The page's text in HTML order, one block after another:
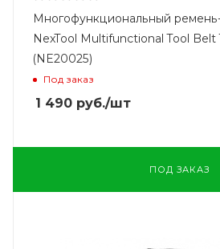
Многофункциональный
NexTool Multifunctional Tool Belt
(NE20025)
Под заказ
1 490 руб./шт
ПОД ЗАКАЗ